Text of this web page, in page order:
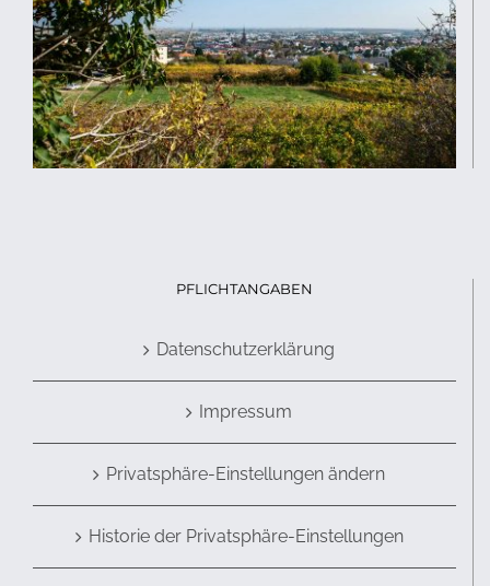
PFLICHTANGABEN
Datenschutzerklärung
Impressum
Privatsphäre-Einstellungen ändern
Historie der Privatsphäre-Einstellungen